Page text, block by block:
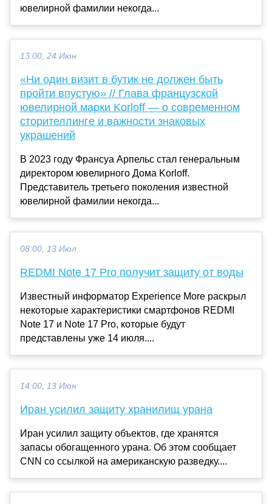
ювелирной фамилии некогда...
13:00, 24 Июн
«Ни один визит в бутик не должен быть
пройти впустую» // Глава французской
ювелирной марки Korloff — о современном
сторителлинге и важности знаковых
украшений
В 2023 году Франсуа Арпельс стал генеральным
директором ювелирного Дома Korloff.
Представитель третьего поколения известной
ювелирной фамилии некогда...
08:00, 13 Июл
REDMI Note 17 Pro получит защиту от воды
Известный информатор Experience More раскрыл
некоторые характеристики смартфонов REDMI
Note 17 и Note 17 Pro, которые будут
представлены уже 14 июля....
14:00, 13 Июн
Иран усилил защиту хранилищ урана
Иран усилил защиту объектов, где хранятся
запасы обогащенного урана. Об этом сообщает
CNN со ссылкой на американскую разведку....